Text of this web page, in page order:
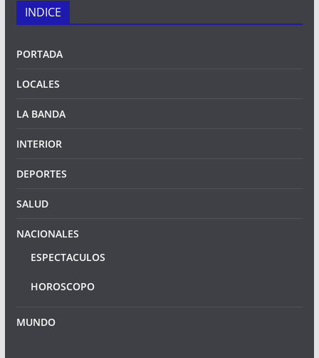
INDICE
PORTADA
LOCALES
LA BANDA
INTERIOR
DEPORTES
SALUD
NACIONALES
ESPECTACULOS
HOROSCOPO
MUNDO